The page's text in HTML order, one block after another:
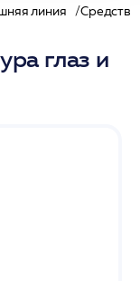
линия Средства
глаз и